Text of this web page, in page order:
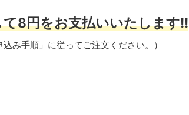
8円をお支払いいたします!!
み手順」に従ってご注文ください。）